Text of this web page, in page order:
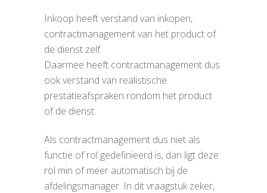
Inkoop heeft verstand van inkopen,
contractmanagement van het product of
de dienst zelf.
Daarmee heeft contractmanagement dus
ook verstand van realistische
prestatieafspraken rondom het product
of de dienst.
Als contractmanagement dus niet als
functie of rol gedefinieerd is, dan ligt deze
rol min of meer automatisch bij de
afdelingsmanager. In dit vraagstuk zeker,